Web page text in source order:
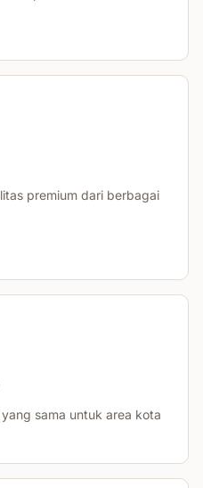
premium dari berbagai
sama untuk area kota